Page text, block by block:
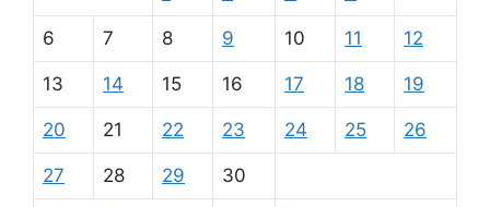
6 7 8 9 10 11 12
13 14 15 16 17 18 19
20 21 22 23 24 25 26
27 28 29 30